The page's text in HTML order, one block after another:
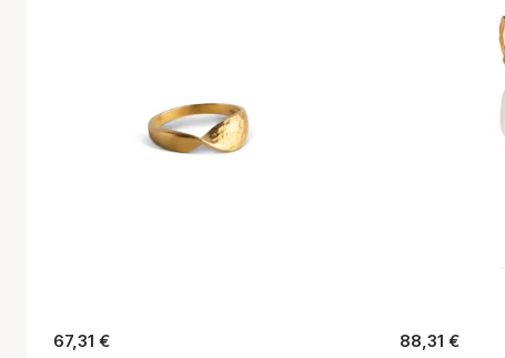
67,31 € 88,31 €